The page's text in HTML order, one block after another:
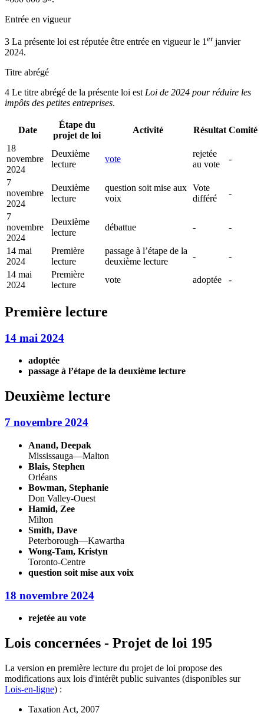
Entrée en vigueur
3 La présente loi est réputée être entrée en vigueur le 1 erjanvier
2024.
Titre abrégé
4 Le titre abrégé de la présente loi est Loi de 2024 pour réduire les
impôts des petites entreprises.
Date
Étape du
projet de loi
Activité Résultat Comité
18
novembre
2024
Deuxième
lecture
vote
rejetée
au vote
-
7
novembre
2024
Deuxième
lecture
question soit mise aux
voix
Vote
différé
-
7
novembre
2024
Deuxième
lecture
débattue - -
14 mai
2024
Première
lecture
passage à l’étape de la
deuxième lecture
-
-
14 mai
2024
Première
lecture
vote adoptée -
Première lecture
14 mai 2024
adoptée
passage à l’étape de la deuxième lecture
Deuxième lecture
7 novembre 2024
Anand, Deepak
Mississauga—Malton
Blais, Stephen
Orléans
Bowman, Stephanie
Don Valley-Ouest
Hamid, Zee
Milton
Smith, Dave
Peterborough—Kawartha
Wong-Tam, Kristyn
Toronto-Centre
question soit mise aux voix
18 novembre 2024
rejetée au vote
Lois concernées - Projet de loi 195
La version en première lecture du projet de loi propose des
modifications aux lois d'intérêt public suivantes (disponibles sur
Lois-en-ligne) :
Taxation Act, 2007